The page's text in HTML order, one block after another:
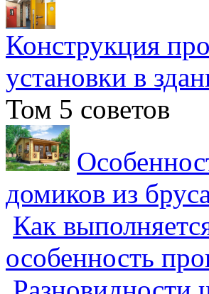
Конструкция
установки в
Том 5 советов
домиков из
Как
особенность